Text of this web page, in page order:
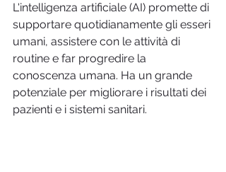
L'intelligenza artificiale (AI) promette di
supportare quotidianamente gli esseri
umani, assistere con le attività di
routine e far progredire la
conoscenza umana. Ha un grande
potenziale per migliorare i risultati dei
pazienti e i sistemi sanitari.